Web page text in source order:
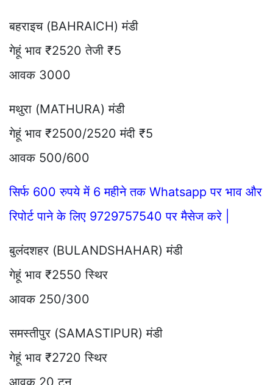
बहराइच (BAHRAICH) मंडी
गेहूं भाव ₹2520 तेजी ₹5
आवक 3000
मथुरा (MATHURA) मंडी
गेहूं भाव ₹2500/2520 मंदी ₹5
आवक 500/600
सिर्फ 600 रुपये में 6 महीने तक Whatsapp पर भाव और
रिपोर्ट पाने के लिए 9729757540 पर मैसेज करे |
बुलंदशहर (BULANDSHAHAR) मंडी
गेहूं भाव ₹2550 स्थिर
आवक 250/300
समस्तीपुर (SAMASTIPUR) मंडी
गेहूं भाव ₹2720 स्थिर
आवक 20 टन